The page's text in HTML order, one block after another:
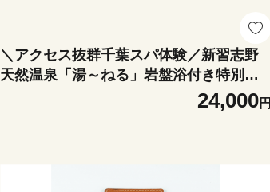
＼アクセス抜群千葉スパ体験／新習志野
天然温泉「湯～ねる」岩盤浴付き特別招
24,000円